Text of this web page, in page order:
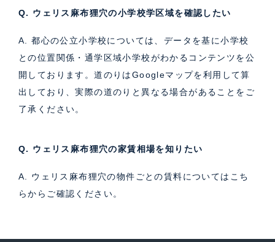
Q. ウェリス麻布狸穴の小学校学区域を確認したい
A. 都心の公立小学校については、データを基に小学校
との位置関係・通学区域小学校がわかるコンテンツを公
開しております。道のりはGoogleマップを利用して算
出しており、実際の道のりと異なる場合があることをご
了承ください。
Q. ウェリス麻布狸穴の家賃相場を知りたい
A. ウェリス麻布狸穴の物件ごとの賃料については こち
らからご確認ください。